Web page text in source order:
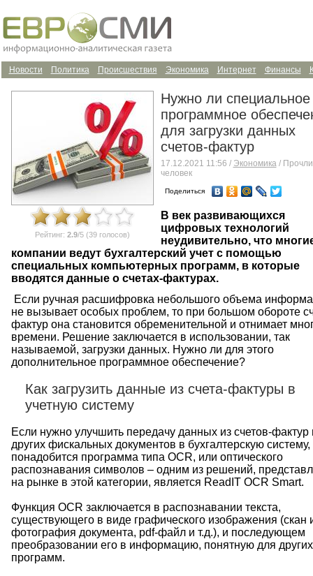
Финансы
Интернет
Экономика
Происшествия
Политика
Новости
Рейтинг: 2.9/5 (39 голосов)
Нужно ли специальное
программное
для загрузки данных
счетов-фактур
17.12.2021 11:56 / Экономика/
человек
Поделиться
В век развивающихся
цифровых технологий
неудивительно, что
компании ведут бухгалтерский учет с помощью
специальных компьютерных программ, в которые
вводятся данные о счетах-фактурах.
Если ручная расшифровка небольшого объема
не вызывает особых проблем, то при большом обороте
фактур она становится обременительной и отнимает
времени. Решение заключается в использовании, так
называемой, загрузки данных. Нужно ли для этого
дополнительное программное обеспечение?
Как загрузить данные из счета-фактуры в
учетную систему
Если нужно улучшить передачу данных из счетов-фактур
других фискальных документов в бухгалтерскую систему,
понадобится программа типа OCR, или оптического
распознавания символов – одним из решений,
на рынке в этой категории, является ReadIT OCR Smart.
Функция OCR заключается в распознавании текста,
существующего в виде графического изображения (скан
фотография документа, pdf-файл и т.д.), и последующем
преобразовании его в информацию, понятную для других
программ.